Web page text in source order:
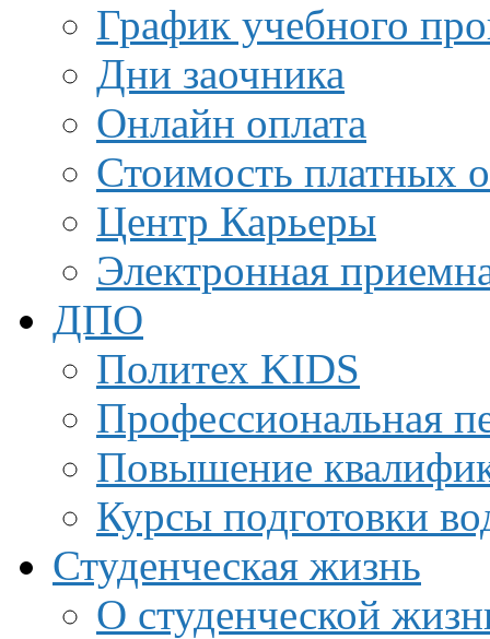
График учебного
Дни заочника
Онлайн оплата
Стоимость платных
Центр Карьеры
Электронная
ДПО
Политех KIDS
Профессиональная
Повышение
Курсы подготовки
Студенческая жизнь
О студенческой